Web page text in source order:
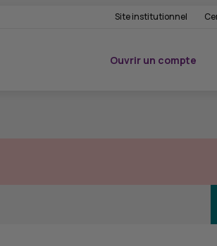
Site institutionnel
Ouvrir un compte